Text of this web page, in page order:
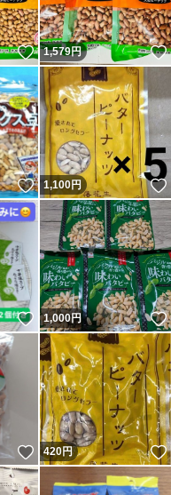
いいね！
1,579円
いいね！
1,100円
いいね！
1,000円
いいね！
420円